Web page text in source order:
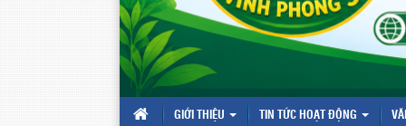
GIỚI THIỆU TIN TỨC HOẠT ĐỘNG